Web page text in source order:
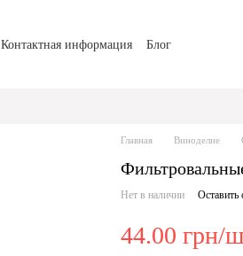
Контактная информация Блог
Главная Виноделие
Нет в наличии Оставить
44.00 грн/